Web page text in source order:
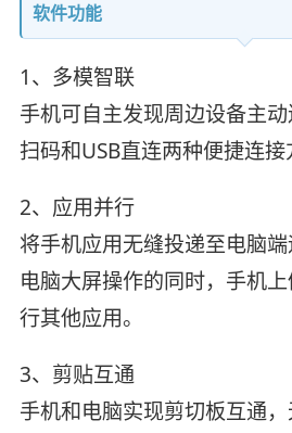
软件功能
1、多模智联
手机可自主发现周边设备主
扫码和USB直连两种便捷连接
2、应用并行
将手机应用无缝投递至电脑
电脑大屏操作的同时，手机
行其他应用。
3、剪贴互通
手机和电脑实现剪切板互通